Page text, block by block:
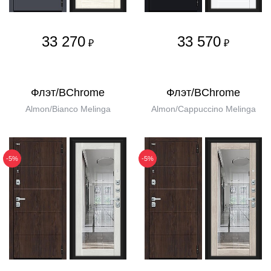
33 270 ₽ 33 570 ₽
Флэт/BChrome
Almon/Bianco Melinga
-5%
Флэт/BChrome
Almon/Cappuccino Melinga
-5%